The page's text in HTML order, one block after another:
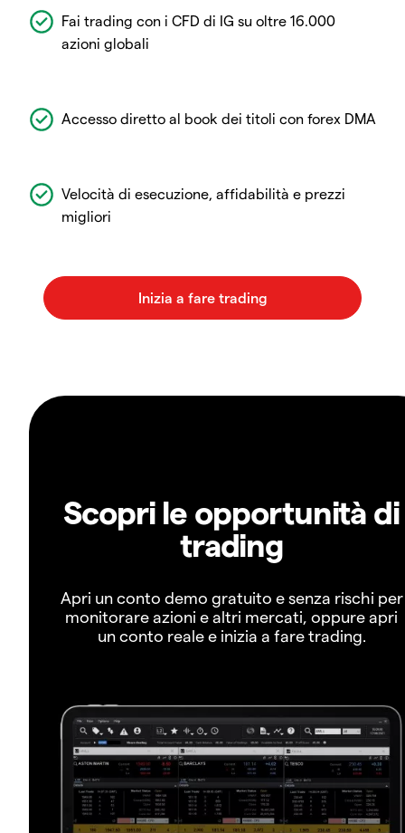
Fai trading con i CFD di IG su oltre 16.000
azioni globali
Accesso diretto al book dei titoli con forex DMA
Velocità di esecuzione, affidabilità e prezzi
migliori
Scopri le opportunità di
trading
Apri un conto demo gratuito e senza rischi per
monitorare azioni e altri mercati, oppure apri
un conto reale e inizia a fare trading.